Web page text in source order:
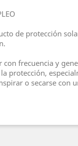
de protección
con frecuencia y
protección,
o secarse con